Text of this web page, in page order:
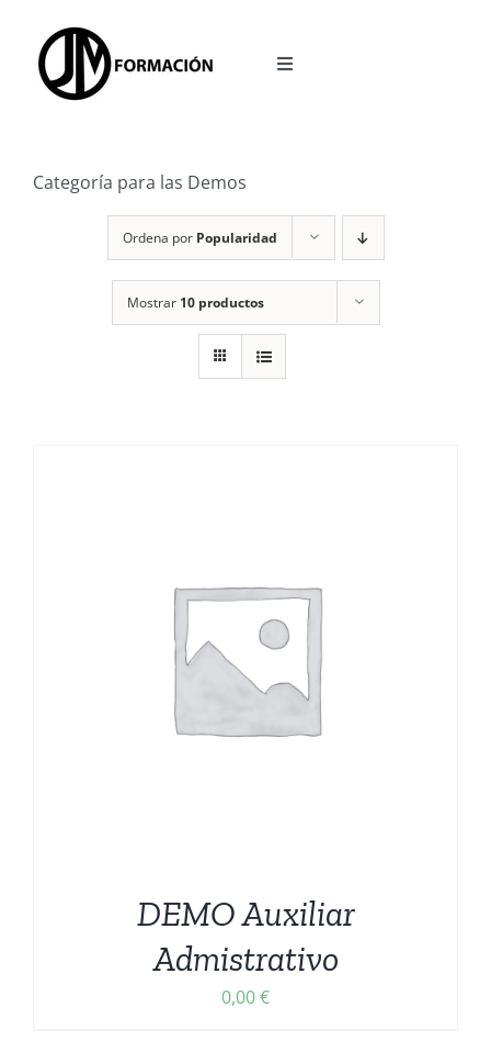
contenido
Toggle
OPOSICIONES
ACCESO A LA PLATAFORMA
Categoría para las Demos
Ordena por Popularidad
Mostrar 10 productos
DEMO Auxiliar
Admistrativo
0,00€